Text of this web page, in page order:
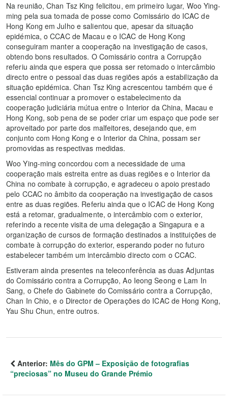
Na reunião, Chan Tsz King felicitou, em primeiro lugar, Woo Ying-
ming pela sua tomada de posse como Comissário do ICAC de
Hong Kong em Julho e salientou que, apesar da situação
epidémica, o CCAC de Macau e o ICAC de Hong Kong
conseguiram manter a cooperação na investigação de casos,
obtendo bons resultados. O Comissário contra a Corrupção
referiu ainda que espera que possa ser retomado o intercâmbio
directo entre o pessoal das duas regiões após a estabilização da
situação epidémica. Chan Tsz King acrescentou também que é
essencial continuar a promover o estabelecimento da
cooperação judiciária mútua entre o Interior da China, Macau e
Hong Kong, sob pena de se poder criar um espaço que pode ser
aproveitado por parte dos malfeitores, desejando que, em
conjunto com Hong Kong e o Interior da China, possam ser
promovidas as respectivas medidas.
Woo Ying-ming concordou com a necessidade de uma
cooperação mais estreita entre as duas regiões e o Interior da
China no combate à corrupção, e agradeceu o apoio prestado
pelo CCAC no âmbito da cooperação na investigação de casos
entre as duas regiões. Referiu ainda que o ICAC de Hong Kong
está a retomar, gradualmente, o intercâmbio com o exterior,
referindo a recente visita de uma delegação a Singapura e a
organização de cursos de formação destinados a instituições de
combate à corrupção do exterior, esperando poder no futuro
estabelecer também um intercâmbio directo com o CCAC.
Estiveram ainda presentes na teleconferência as duas Adjuntas
do Comissário contra a Corrupção, Ao Ieong Seong e Lam In
Sang, o Chefe do Gabinete do Comissário contra a Corrupção,
Chan In Chio, e o Director de Operações do ICAC de Hong Kong,
Yau Shu Chun, entre outros.
Anterior: Mês do GPM – Exposição de fotografias
“preciosas” no Museu do Grande Prémio